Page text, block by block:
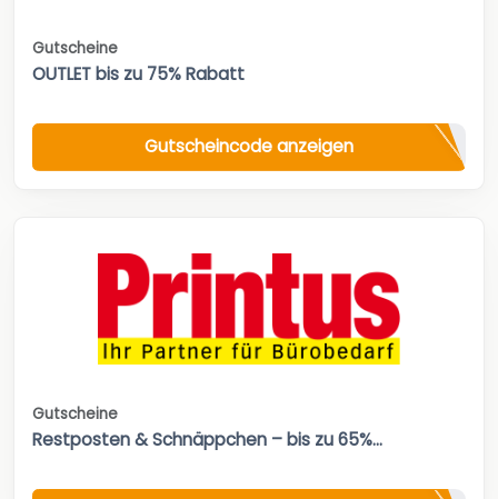
Gutscheine
OUTLET bis zu 75% Rabatt
Gutscheincode anzeigen
Gutscheine
Restposten & Schnäppchen – bis zu 65%...